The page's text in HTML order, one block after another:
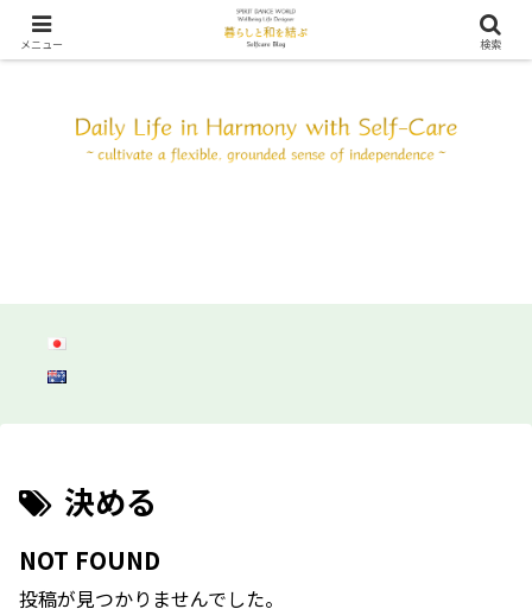
SDW ウェルビーイング ライフ デザイン ～自分と調和して心身共にしなやか
に自立しよう～
決める
NOT FOUND
投稿が見つかりませんでした。
メニュー 検索